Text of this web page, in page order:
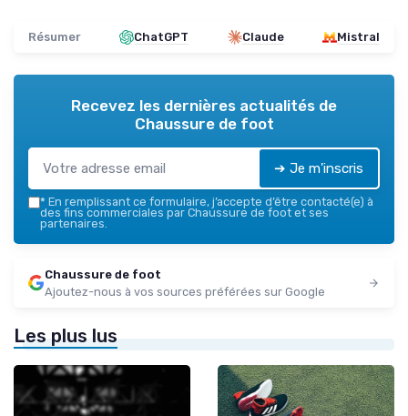
Résumer ChatGPT Claude Mistral
Recevez les dernières actualités de
Chaussure de foot
➔ Je m'inscris
* En remplissant ce formulaire, j’accepte d’être contacté(e) à
des fins commerciales par Chaussure de foot et ses
partenaires.
Chaussure de foot
Ajoutez-nous à vos sources préférées sur Google
Les plus lus